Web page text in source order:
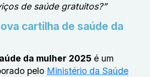
de saúde gratuitos?”
cartilha de saúde da
da mulher 2025 é um
pelo Ministério da Saúde